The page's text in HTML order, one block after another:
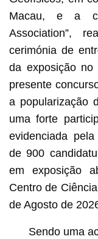
Macau, e a
Association”,
cerimónia de
da exposição
presente
a popularização
uma forte
evidenciada
de 900
em exposição
Centro de
de Agosto de
Sendo uma